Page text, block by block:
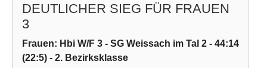
DEUTLICHER SIEG FÜR FRAUEN
3
Frauen: Hbi W/F 3 - SG Weissach im Tal 2 - 44:14
(22:5) - 2. Bezirksklasse